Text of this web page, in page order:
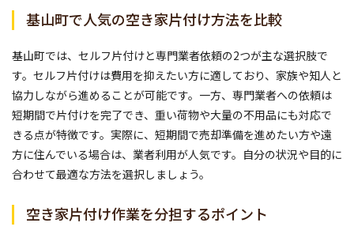
基山町で人気の空き家片付け方法を比較
基山町では、セルフ片付けと専門業者依頼の2つが主な選択肢で
す。セルフ片付けは費用を抑えたい方に適しており、家族や知人と
協力しながら進めることが可能です。一方、専門業者への依頼は
短期間で片付けを完了でき、重い荷物や大量の不用品にも対応で
きる点が特徴です。実際に、短期間で売却準備を進めたい方や遠
方に住んでいる場合は、業者利用が人気です。自分の状況や目的に
合わせて最適な方法を選択しましょう。
空き家片付け作業を分担するポイント